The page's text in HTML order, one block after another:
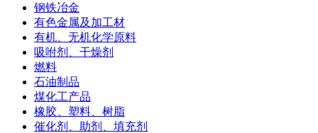
钢铁冶金
有色金属及加工材
有机、无机化学原料
吸咐剂、干燥剂
燃料
石油制品
煤化工产品
橡胶、塑料、树脂
催化剂、助剂、填充剂